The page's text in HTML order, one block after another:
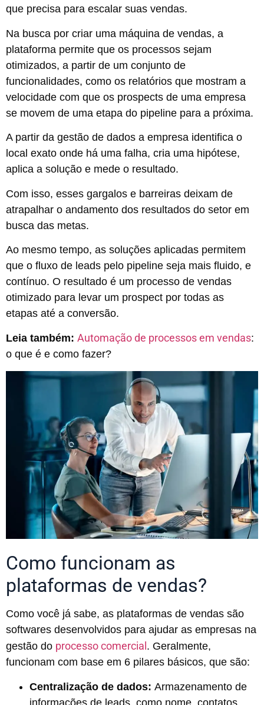
que precisa para escalar suas vendas.
Na busca por criar uma máquina de vendas, a
plataforma permite que os processos sejam
otimizados, a partir de um conjunto de
funcionalidades, como os relatórios que mostram a
velocidade com que os prospects de uma empresa
se movem de uma etapa do pipeline para a próxima.
A partir da gestão de dados a empresa identifica o
local exato onde há uma falha, cria uma hipótese,
aplica a solução e mede o resultado.
Com isso, esses gargalos e barreiras deixam de
atrapalhar o andamento dos resultados do setor em
busca das metas.
Ao mesmo tempo, as soluções aplicadas permitem
que o fluxo de leads pelo pipeline seja mais fluido, e
contínuo. O resultado é um processo de vendas
otimizado para levar um prospect por todas as
etapas até a conversão.
Leia também: Automação de processos em vendas:
o que é e como fazer?
Como funcionam as
plataformas de vendas?
Como você já sabe, as plataformas de vendas são
softwares desenvolvidos para ajudar as empresas na
gestão do processo comercial . Geralmente,
funcionam com base em 6 pilares básicos, que são:
Centralização de dados: Armazenamento de
informações de leads, como nome, contatos,